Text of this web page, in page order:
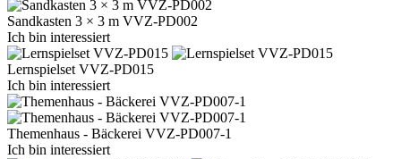
Sandkasten 3 × 3 m VVZ-PD002
Ich bin interessiert
Lernspielset VVZ-PD015
Ich bin interessiert
Themenhaus - Bäckerei VVZ-PD007-1
Ich bin interessiert